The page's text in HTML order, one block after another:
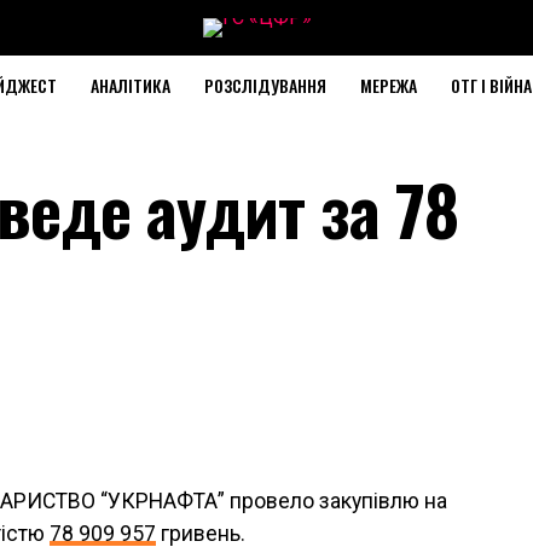
АНАЛІТИКА РОЗСЛІДУВАННЯ МЕРЕЖА ОТГ І ВІЙНА
аудит за 78
“УКPНAФТА” провело закупівлю на
78 909 957 гривень.